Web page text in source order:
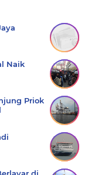
Naik
Priok